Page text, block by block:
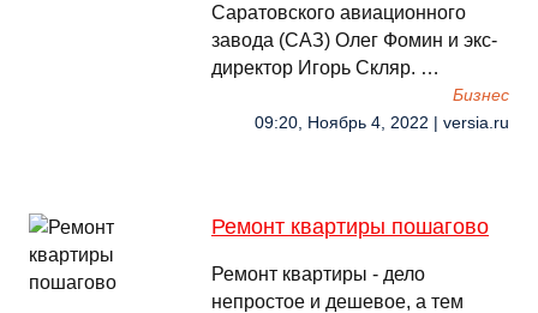
Саратовского авиационного
завода (САЗ) Олег Фомин и экс-
директор Игорь Скляр. …
Бизнес
09:20, Ноябрь 4, 2022 | versia.ru
Ремонт квартиры пошагово
Ремонт квартиры - дело
непростое и дешевое, а тем